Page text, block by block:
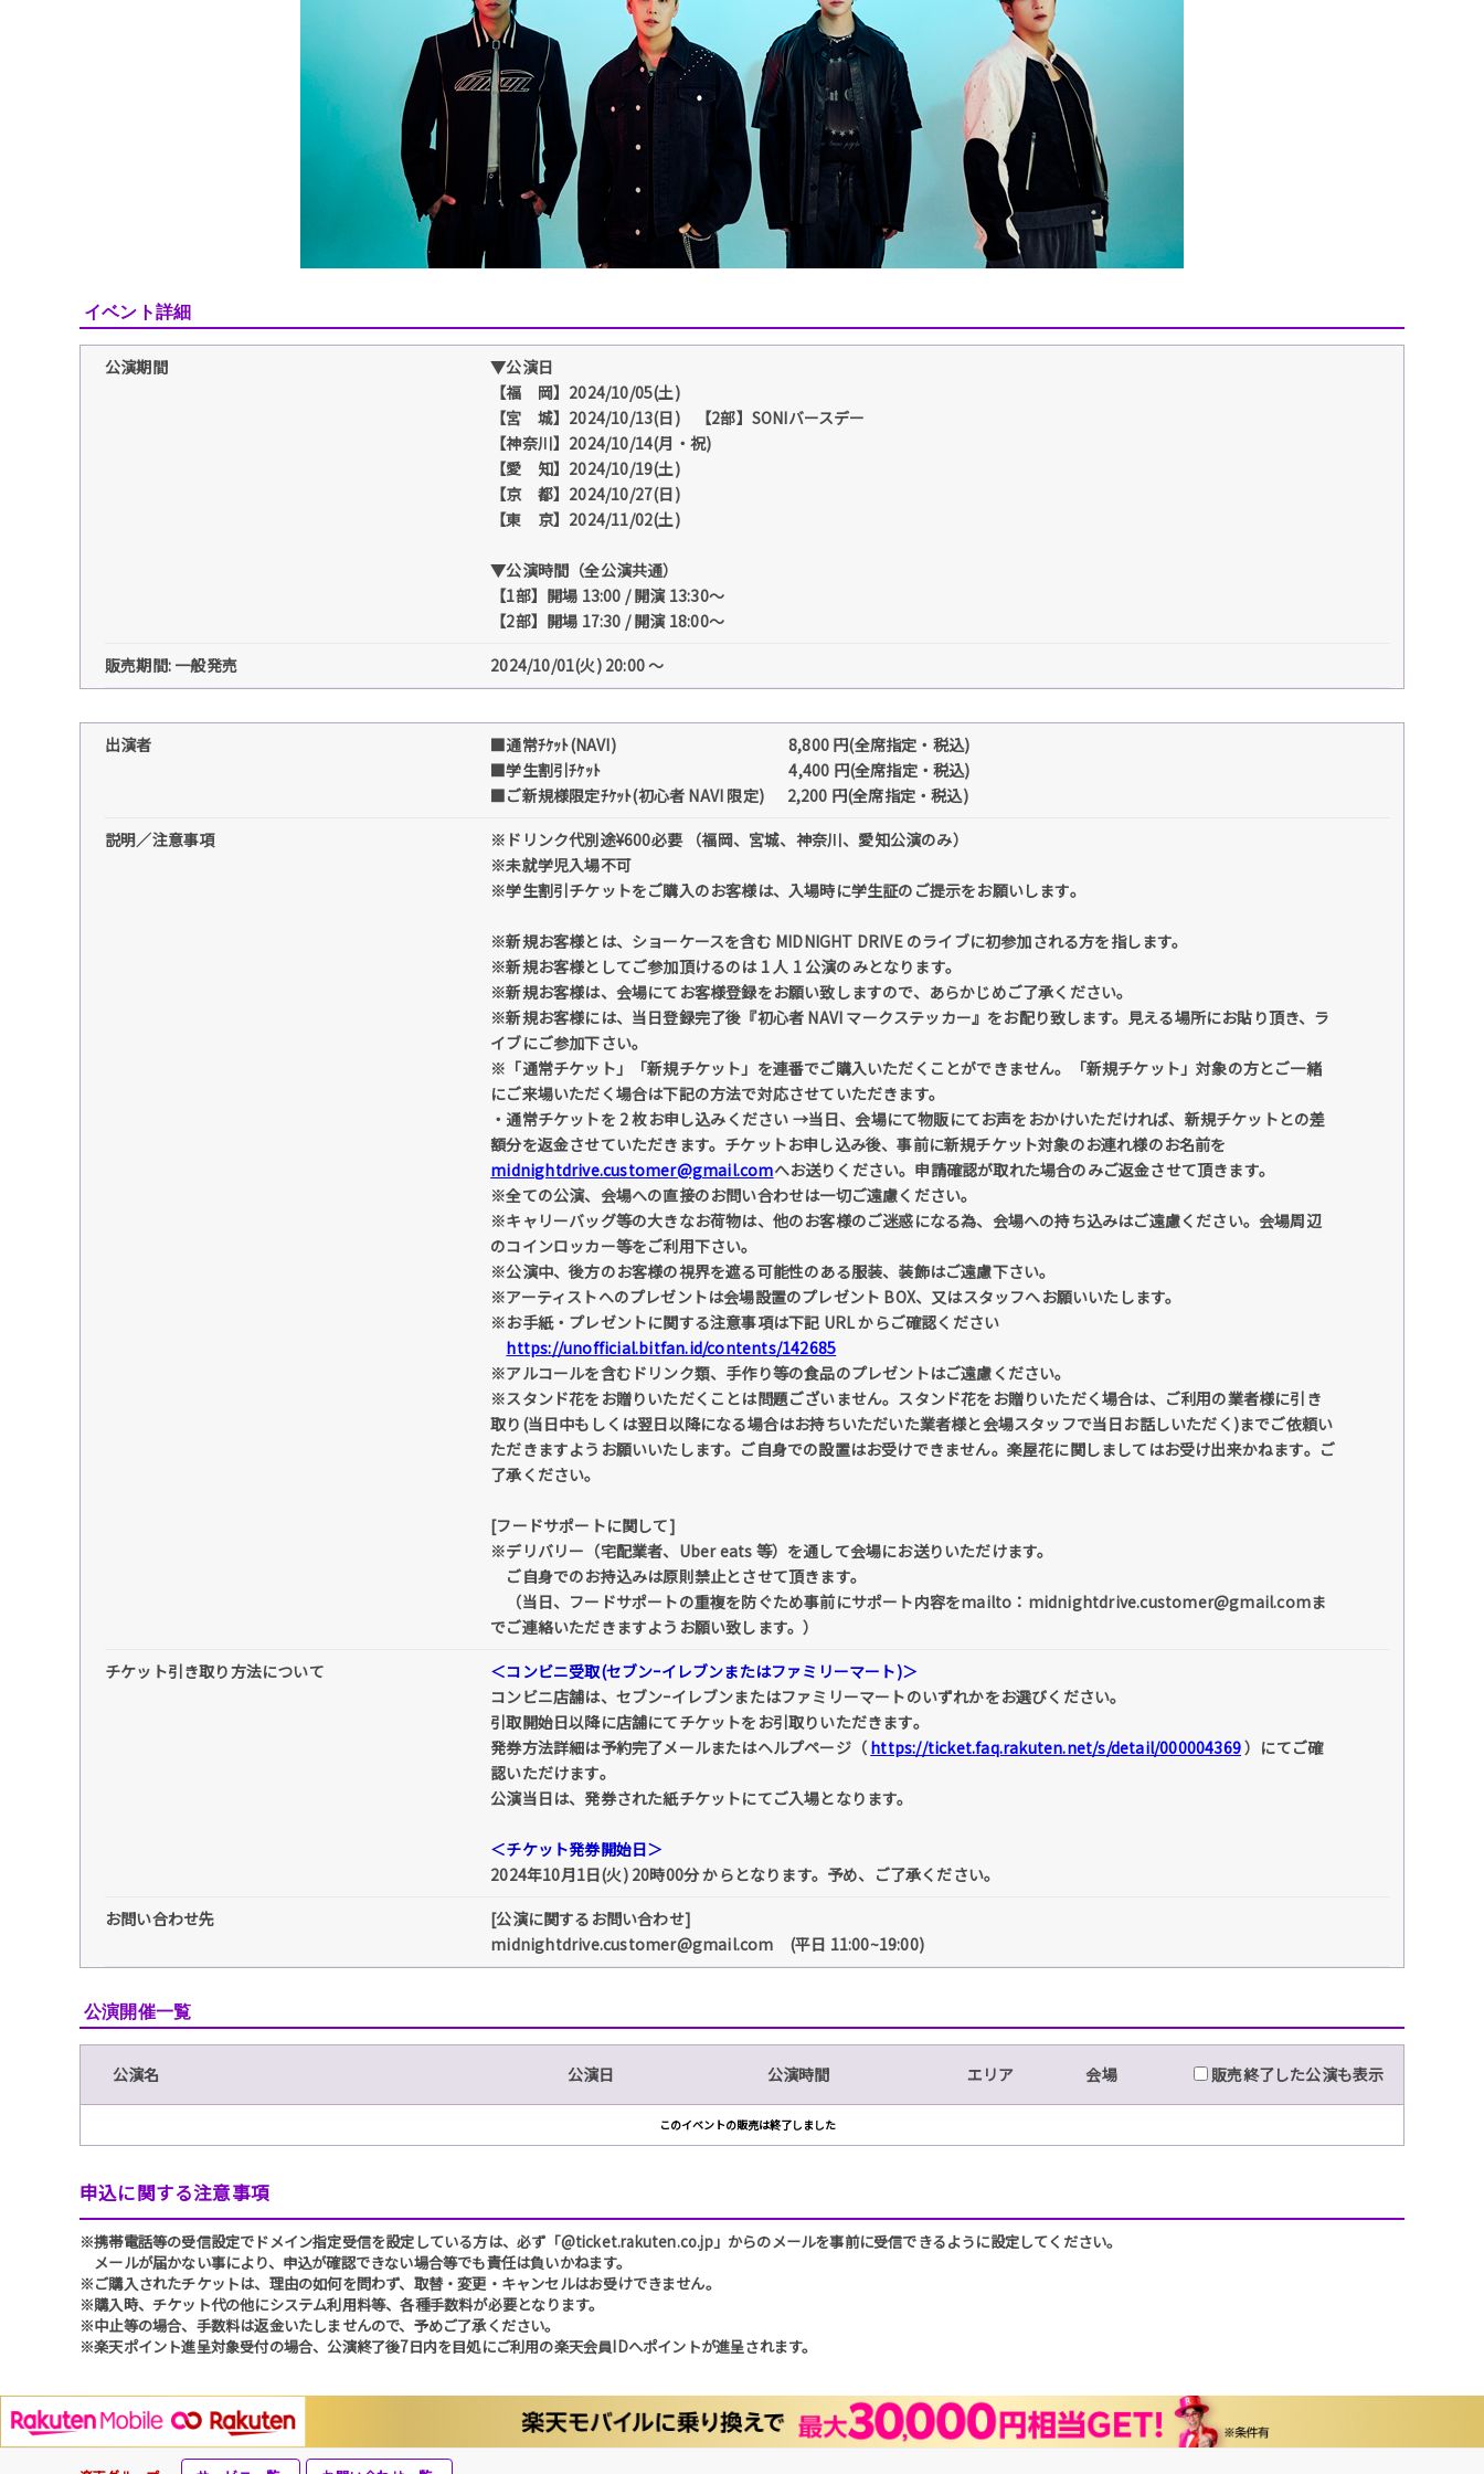
イベント詳細
公演期間
▼公演日
【福 岡】2024/10/05(土)
【宮 城】2024/10/13(日) 【2部】SONIバースデー
【神奈川】2024/10/14(月・祝)
【愛 知】2024/10/19(土)
【京 都】2024/10/27(日)
【東 京】2024/11/02(土)
▼公演時間（全公演共通）
【1部】開場 13:00 / 開演 13:30～
【2部】開場 17:30 / 開演 18:00～
販売期間: 一般発売
2024/10/01(火) 20:00 〜
出演者
■通常ﾁｹｯﾄ(NAVI) 8,800 円(全席指定・税込)
■学生割引ﾁｹｯﾄ 4,400 円(全席指定・税込)
■ご新規様限定ﾁｹｯﾄ(初心者 NAVI 限定) 2,200 円(全席指定・税込)
説明／注意事項
※ドリンク代別途¥600必要 （福岡、宮城、神奈川、愛知公演のみ）
※未就学児入場不可
※学生割引チケットをご購入のお客様は、入場時に学生証のご提示をお願いします。
※新規お客様とは、ショーケースを含む MIDNIGHT DRIVE のライブに初参加される方を指します。
※新規お客様としてご参加頂けるのは 1 人 1 公演のみとなります。
※新規お客様は、会場にてお客様登録をお願い致しますので、あらかじめご了承ください。
※新規お客様には、当日登録完了後『初心者 NAVI マークステッカー』をお配り致します。見える場所にお貼り頂き、ラ
イブにご参加下さい。
※「通常チケット」「新規チケット」を連番でご購入いただくことができません。「新規チケット」対象の方とご一緒
にご来場いただく場合は下記の方法で対応させていただきます。
・通常チケットを 2 枚お申し込みください →当日、会場にて物販にてお声をおかけいただければ、新規チケットとの差
額分を返金させていただきます。チケットお申し込み後、事前に新規チケット対象のお連れ様のお名前を
midnightdrive.customer@gmail.comへお送りください。申請確認が取れた場合のみご返金させて頂きます。
※全ての公演、会場への直接のお問い合わせは一切ご遠慮ください。
※キャリーバッグ等の大きなお荷物は、他のお客様のご迷惑になる為、会場への持ち込みはご遠慮ください。会場周辺
のコインロッカー等をご利用下さい。
※公演中、後方のお客様の視界を遮る可能性のある服装、装飾はご遠慮下さい。
※アーティストへのプレゼントは会場設置のプレゼント BOX、又はスタッフへお願いいたします。
※お手紙・プレゼントに関する注意事項は下記 URL からご確認ください
https://unofficial.bitfan.id/contents/142685
※アルコールを含むドリンク類、手作り等の食品のプレゼントはご遠慮ください。
※スタンド花をお贈りいただくことは問題ございません。スタンド花をお贈りいただく場合は、ご利用の業者様に引き
取り(当日中もしくは翌日以降になる場合はお持ちいただいた業者様と会場スタッフで当日お話しいただく)までご依頼い
ただきますようお願いいたします。ご自身での設置はお受けできません。楽屋花に関しましてはお受け出来かねます。ご
了承ください。
[フードサポートに関して]
※デリバリー（宅配業者、Uber eats 等）を通して会場にお送りいただけます。
ご自身でのお持込みは原則禁止とさせて頂きます。
（当日、フードサポートの重複を防ぐため事前にサポート内容をmailto：midnightdrive.customer@gmail.comま
でご連絡いただきますようお願い致します。）
チケット引き取り方法について
＜コンビニ受取(セブンｰイレブンまたはファミリーマート)＞
コンビニ店舗は、セブンｰイレブンまたはファミリーマートのいずれかをお選びください。
引取開始日以降に店舗にてチケットをお引取りいただきます。
発券方法詳細は予約完了メールまたはヘルプページ（ https://ticket.faq.rakuten.net/s/detail/000004369）にてご確
認いただけます。
公演当日は、発券された紙チケットにてご入場となります。
＜チケット発券開始日＞
2024年10月1日(火) 20時00分 からとなります。予め、ご了承ください。
お問い合わせ先
[公演に関するお問い合わせ]
midnightdrive.customer@gmail.com (平日 11:00~19:00)
公演開催一覧
公演名 公演日 公演時間 エリア 会場 販売終了した公演も表示
このイベントの販売は終了しました
申込に関する注意事項
※携帯電話等の受信設定でドメイン指定受信を設定している方は、必ず「@ticket.rakuten.co.jp」からのメールを事前に受信できるように設定してください。
メールが届かない事により、申込が確認できない場合等でも責任は負いかねます。
※ご購入されたチケットは、理由の如何を問わず、取替・変更・キャンセルはお受けできません。
※購入時、チケット代の他にシステム利用料等、各種手数料が必要となります。
※中止等の場合、手数料は返金いたしませんので、予めご了承ください。
※楽天ポイント進呈対象受付の場合、公演終了後7日内を目処にご利用の楽天会員IDへポイントが進呈されます。